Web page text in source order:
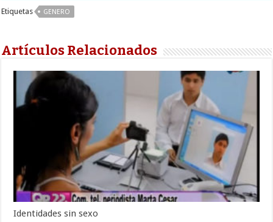
Etiquetas GENERO
Artículos Relacionados
Identidades sin sexo